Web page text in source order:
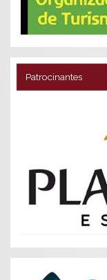
Patrocinantes